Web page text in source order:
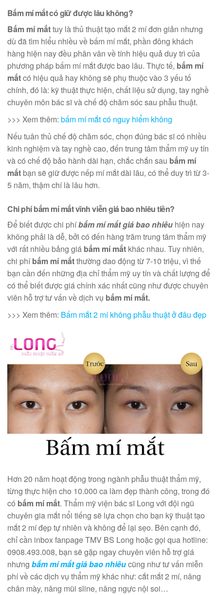
Bấm mí mắt có giữ được lâu không?
Bấm mí mắttuy là thủ thuật tạo mắt 2 mí đơn giản nhưng
dù đã tìm hiểu nhiều về bấm mí mắt, phần đông khách
hàng hiện nay đều phân vân về tính hiệu quả duy trì của
phương pháp bấm mí mắt được bao lâu. Thực tế, bấm mí
mắtcó hiệu quả hay không sẽ phụ thuộc vào 3 yếu tố
chính, đó là: kỹ thuật thực hiện, chất liệu sử dụng, tay nghề
chuyên môn bác sĩ và chế độ chăm sóc sau phẫu thuật.
>>> Xem thêm: bấm mí mắt có nguy hiểm không
Nếu tuân thủ chế độ chăm sóc, chọn đúng bác sĩ có nhiều
kinh nghiệm và tay nghề cao, đến trung tâm thẩm mỹ uy tín
và có chế độ bảo hành dài hạn, chắc chắn sau bấm mí
mắt bạn sẽ giữ được nếp mí mắt dài lâu, có thể duy trì từ 3-
5 năm, thậm chí là lâu hơn.
Chi phí bấm mí mắt vĩnh viễn giá bao nhiêu tiền?
Để biết được chi phíbấm mí mắt giá bao nhiêu hiện nay
không phải là dễ, bởi có đến hàng trăm trung tâm thẩm mỹ
với rất nhiều bảng giá bấm mí mắt khác nhau. Tuy nhiên,
chi phíbấm mí mắtthường dao động từ 7-10 triệu, vì thế
bạn cần đến những địa chỉ thẩm mỹ uy tín và chất lượng để
có thể biết được giá chính xác nhất cũng như được chuyên
viên hỗ trợ tư vấn về dịch vụ bấm mí mắt.
>>> Xem thêm: Bấm mắt 2 mí không phẫu thuật ở đâu đẹp
Hơn 20 năm hoạt động trong ngành phẫu thuật thẩm mỹ,
từng thực hiện cho 10.000 ca làm đẹp thành công, trong đó
có bấm mí mắt. Thẩm mỹ viện bác sĩ Long với đội ngũ
chuyên gia mắt nổi tiếng sẽ lựa chọn cho bạn kỹ thuật tạo
mắt 2 mí đẹp tự nhiên và không để lại sẹo. Bên cạnh đó,
chỉ cần inbox fanpage TMV BS Long hoặc gọi qua hotline:
0908.493.008, bạn sẽ gặp ngay chuyên viên hỗ trợ giá
nhưng bấm mí mắt giá bao nhiêucũng như tư vấn miễn
phí về các dịch vụ thẩm mỹ khác như: cắt mắt 2 mí, nâng
chân mày, nâng mũi sline, nâng ngực nội soi…